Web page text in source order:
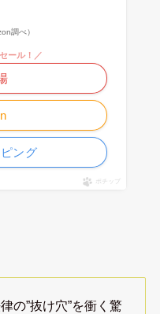
調べ）
ール！／
ング
ポチップ
律の”抜け穴”を衝く驚